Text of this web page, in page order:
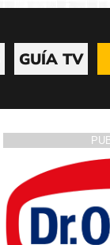
GUÍA TV